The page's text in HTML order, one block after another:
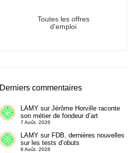
Toutes les offres
d'emploi
Derniers commentaires
LAMYsur Jérôme Horville raconte
son métier de fondeur d’art
7 Août. 2026
LAMYsur FDB, dernières nouvelles
sur les tests d’obuts
6 Août. 2026